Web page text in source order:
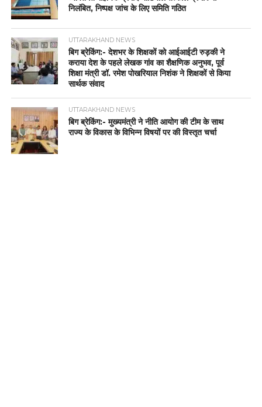
निलंबित, निष्पक्ष जांच के लिए समिति गठित
UTTARAKHAND NEWS
बिग ब्रेकिंग:- देशभर के शिक्षकों को आईआईटी रुड़की ने
कराया देश के पहले लेखक गांव का शैक्षणिक अनुभव, पूर्व
शिक्षा मंत्री डॉ. रमेश पोखरियाल निशंक ने शिक्षकों से किया
सार्थक संवाद
UTTARAKHAND NEWS
बिग ब्रेकिंग:- मुख्यमंत्री ने नीति आयोग की टीम के साथ
राज्य के विकास के विभिन्न विषयों पर की विस्तृत चर्चा